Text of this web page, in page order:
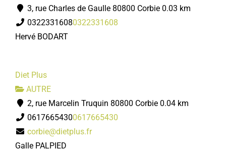
3, rue Charles de Gaulle 80800 Corbie 0.03 km
03223316080322331608
Hervé BODART
Diet Plus
AUTRE
2, rue Marcelin Truquin 80800 Corbie 0.04 km
06176654300617665430
corbie@dietplus.fr
Galle PALPIED